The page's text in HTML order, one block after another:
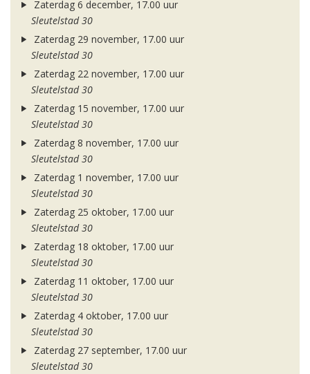
Zaterdag 6 december, 17.00 uur
Sleutelstad 30
Zaterdag 29 november, 17.00 uur
Sleutelstad 30
Zaterdag 22 november, 17.00 uur
Sleutelstad 30
Zaterdag 15 november, 17.00 uur
Sleutelstad 30
Zaterdag 8 november, 17.00 uur
Sleutelstad 30
Zaterdag 1 november, 17.00 uur
Sleutelstad 30
Zaterdag 25 oktober, 17.00 uur
Sleutelstad 30
Zaterdag 18 oktober, 17.00 uur
Sleutelstad 30
Zaterdag 11 oktober, 17.00 uur
Sleutelstad 30
Zaterdag 4 oktober, 17.00 uur
Sleutelstad 30
Zaterdag 27 september, 17.00 uur
Sleutelstad 30